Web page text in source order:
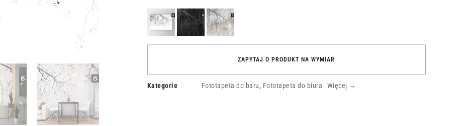
Obraz
Gałęzie
na
wietrze
Fototapeta
Gałęzie
nocą
Fototapeta
Gałęzie
na
deszczu
ZAPYTAJ O PRODUKT NA WYMIAR
Kategorie Fototapeta do baru, Fototapeta do biura Więcej →